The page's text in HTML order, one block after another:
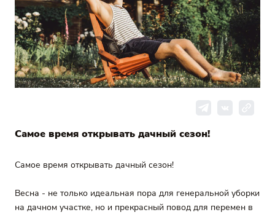
Самое время открывать дачный сезон!
Самое время открывать дачный сезон!
Весна - не только идеальная пора для генеральной уборки
на дачном участке, но и прекрасный повод для перемен в